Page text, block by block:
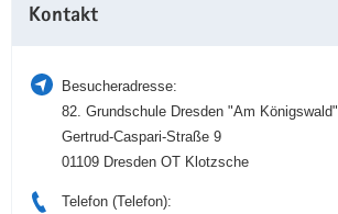
Information
Kontakt
Besucheradresse:
82. Grundschule Dresden "Am Königswald"
Gertrud-Caspari-Straße 9
01109 Dresden OT Klotzsche
Telefon (Telefon):